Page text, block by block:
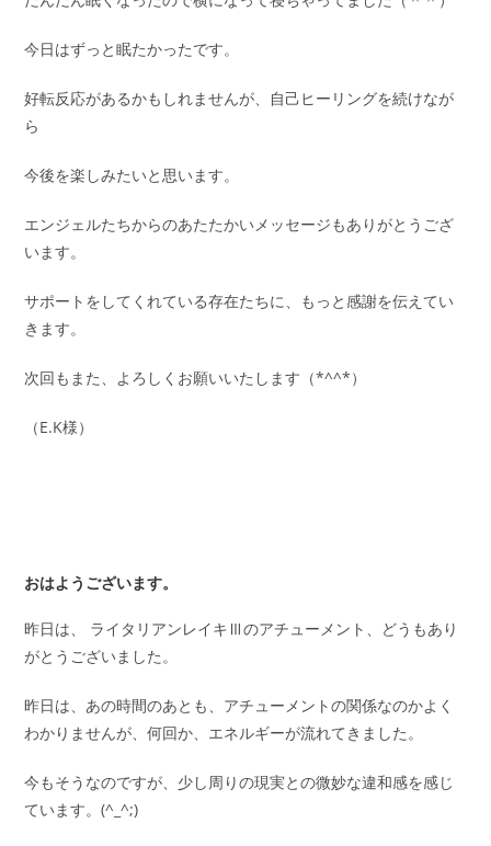
今日はずっと眠たかったです。
好転反応があるかもしれませんが、自己ヒーリングを続けなが
ら
今後を楽しみたいと思います。
エンジェルたちからのあたたかいメッセージもありがとうござ
います。
サポートをしてくれている存在たちに、もっと感謝を伝えてい
きます。
次回もまた、よろしくお願いいたします（*^^*）
（E.K様）
おはようございます。
昨日は、 ライタリアンレイキⅢのアチューメント、どうもあり
がとうございました。
昨日は、あの時間のあとも、アチューメントの関係なのかよく
わかりませんが、何回か、エネルギーが流れてきました。
今もそうなのですが、少し周りの現実との微妙な違和感を感じ
ています。(^_^;)